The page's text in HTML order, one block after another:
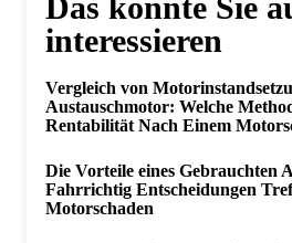
interessieren
Vergleich von
Austauschmotor: Welche
Rentabilität Nach Einem
Die Vorteile eines Gebrauchten
Fahrrichtig Entscheidungen
Motorschaden